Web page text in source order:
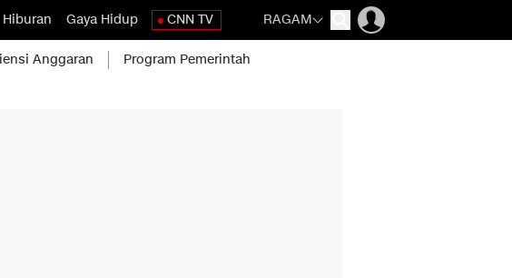
Hiburan Gaya Hidup CNN TV RAGAM
Anggaran Program Pemerintah